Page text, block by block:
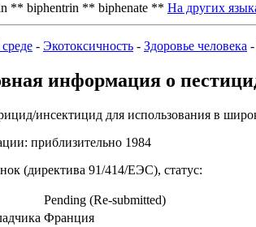
** biphentrin ** biphenate ** На других
- Экотоксичность - Здоровье человека -
информация о
инсектицид для использования в
приблизительно 1984
(директива 91/414/ЕЭС), статус:
Pending (Re-submitted)
Франция